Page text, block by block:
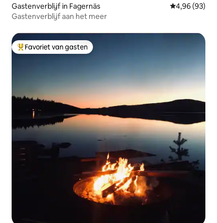
Gastenverblijf in Fagernäs Gemiddelde
4,96 (93)
Gastenverblijf aan het meer
Topfavoriet van gasten
Favoriet van gasten